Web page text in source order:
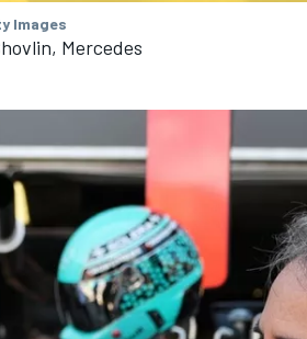
Images
Mercedes